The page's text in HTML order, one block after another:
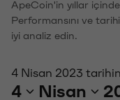
ApeCoin'in yıllar
Performansını ve
iyi analiz edin.
4 Nisan 2023
4 Nisan